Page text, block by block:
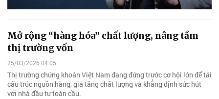
Mở rộng “hàng hóa” chất lượng, nâng tầm
thị trường vốn
25/03/2026 04:05
Thị trường chứng khoán Việt Nam đang đứng trước cơ hội lớn để tái
cấu trúc nguồn hàng, gia tăng chất lượng và khẳng định sức hút
với nhà đầu tư toàn cầu.